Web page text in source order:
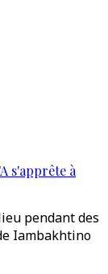
s'apprête à
pendant des
Iambakhtino